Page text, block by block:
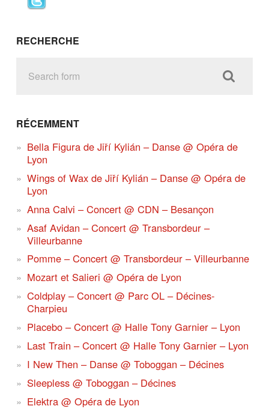
RECHERCHE
RÉCEMMENT
Bella Figura de Jiří Kylián – Danse @ Opéra de
Lyon
Wings of Wax de Jiří Kylián – Danse @ Opéra de
Lyon
Anna Calvi – Concert @ CDN – Besançon
Asaf Avidan – Concert @ Transbordeur –
Villeurbanne
Pomme – Concert @ Transbordeur – Villeurbanne
Mozart et Salieri @ Opéra de Lyon
Coldplay – Concert @ Parc OL – Décines-
Charpieu
Placebo – Concert @ Halle Tony Garnier – Lyon
Last Train – Concert @ Halle Tony Garnier – Lyon
I New Then – Danse @ Toboggan – Décines
Sleepless @ Toboggan – Décines
Elektra @ Opéra de Lyon